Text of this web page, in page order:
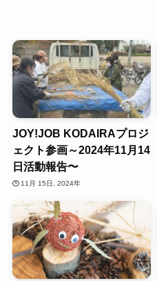
JOY!JOB KODAIRAプロジ
ェクト参画～2024年11月14
日活動報告〜
11月 15日, 2024年